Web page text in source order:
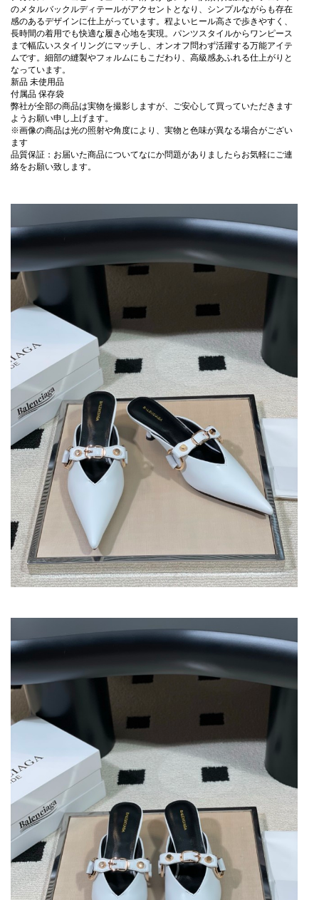
のメタルバックルディテールがアクセントとなり、シンプルながらも存在
感のあるデザインに仕上がっています。程よいヒール高さで歩きやすく、
長時間の着用でも快適な履き心地を実現。パンツスタイルからワンピース
まで幅広いスタイリングにマッチし、オンオフ問わず活躍する万能アイテ
ムです。細部の縫製やフォルムにもこだわり、高級感あふれる仕上がりと
なっています。
新品 未使用品
付属品 保存袋
弊社が全部の商品は実物を撮影しますが、ご安心して買っていただきます
ようお願い申し上げます。
※画像の商品は光の照射や角度により、実物と色味が異なる場合がござい
ます
品質保証：お届いた商品についてなにか問題がありましたらお気軽にご連
絡をお願い致します。